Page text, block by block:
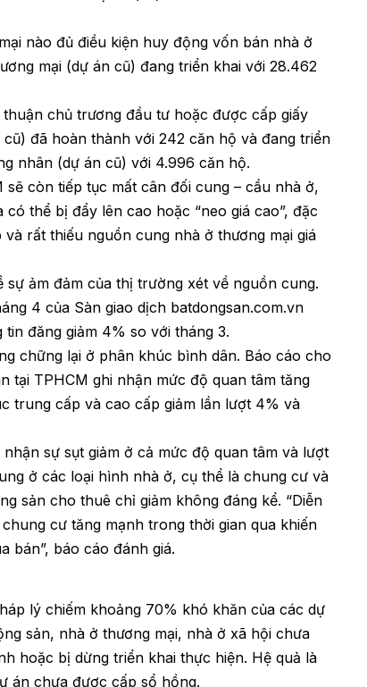
nào đủ điều kiện huy động vốn bán nhà ở
mại (dự án cũ) đang triển khai với 28.462
chủ trương đầu tư hoặc được cấp giấy
đã hoàn thành với 242 căn hộ và đang triển
nhân (dự án cũ) với 4.996 căn hộ.
còn tiếp tục mất cân đối cung – cầu nhà ở,
thể bị đẩy lên cao hoặc “neo giá cao”, đặc
rất thiếu nguồn cung nhà ở thương mại giá
ảm đảm của thị trường xét về nguồn cung.
4 của Sàn giao dịch batdongsan.com.vn
đăng giảm 4% so với tháng 3.
chững lại ở phân khúc bình dân. Báo cáo cho
TPHCM ghi nhận mức độ quan tâm tăng
trung cấp và cao cấp giảm lần lượt 4% và
sự sụt giảm ở cả mức độ quan tâm và lượt
ở các loại hình nhà ở, cụ thể là chung cư và
sản cho thuê chỉ giảm không đáng kể. “Diễn
cư tăng mạnh trong thời gian qua khiến
bán”, báo cáo đánh giá.
lý chiếm khoảng 70% khó khăn của các dự
sản, nhà ở thương mại, nhà ở xã hội chưa
hoặc bị dừng triển khai thực hiện. Hệ quả là
án chưa được cấp sổ hồng.